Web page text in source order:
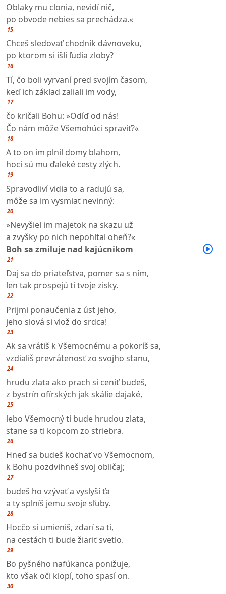
Oblaky mu clonia, nevidí nič,
po obvode nebies sa prechádza.«
15
Chceš sledovať chodník dávnoveku,
po ktorom si išli ľudia zloby?
16
Tí, čo boli vyrvaní pred svojím časom,
keď ich základ zaliali im vody,
17
čo kričali Bohu: »Odíď od nás!
Čo nám môže Všemohúci spraviť?«
18
A to on im plnil domy blahom,
hoci sú mu ďaleké cesty zlých.
19
Spravodliví vidia to a radujú sa,
môže sa im vysmiať nevinný:
20
»Nevyšiel im majetok na skazu už
a zvyšky po nich nepohltal oheň?«
Boh sa zmiluje nad kajúcnikom
21
Daj sa do priateľstva, pomer sa s ním,
len tak prospejú ti tvoje zisky.
22
Prijmi ponaučenia z úst jeho,
jeho slová si vlož do srdca!
23
Ak sa vrátiš k Všemocnému a pokoríš sa,
vzdiališ prevrátenosť zo svojho stanu,
24
hrudu zlata ako prach si ceniť budeš,
z bystrín ofírských jak skálie dajaké,
25
lebo Všemocný ti bude hrudou zlata,
stane sa ti kopcom zo striebra.
26
Hneď sa budeš kochať vo Všemocnom,
k Bohu pozdvihneš svoj obličaj;
27
budeš ho vzývať a vyslyší ťa
a ty splníš jemu svoje sľuby.
28
Hocčo si umieniš, zdarí sa ti,
na cestách ti bude žiariť svetlo.
29
Bo pyšného nafúkanca ponižuje,
kto však oči klopí, toho spasí on.
30